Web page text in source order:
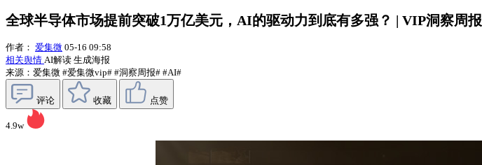
全球半导体市场提前突破1万亿美元，AI的驱动力到底有多强？ | VIP洞察周报
作者： 爱集微 05-16 09:58
相关舆情 AI解读 生成海报
来源：爱集微 #爱集微vip# #洞察周报# #AI#
评论 收藏 点赞
4.9w